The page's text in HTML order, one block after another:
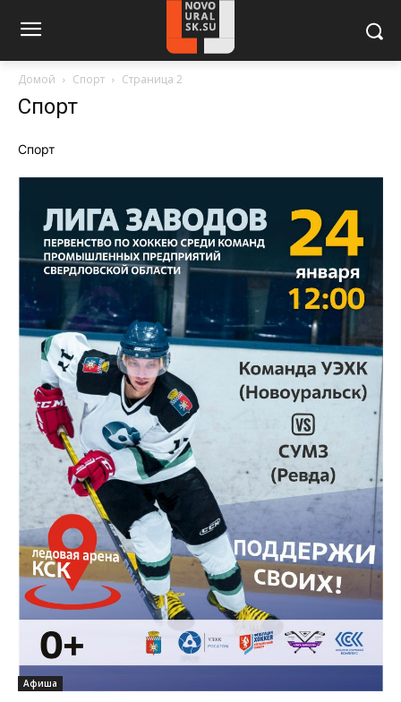
Домой Спорт Страница 2
Спорт
Спорт
Афиша